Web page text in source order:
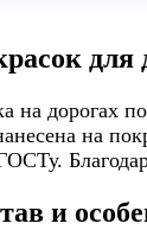
для
на дорогах
на
и